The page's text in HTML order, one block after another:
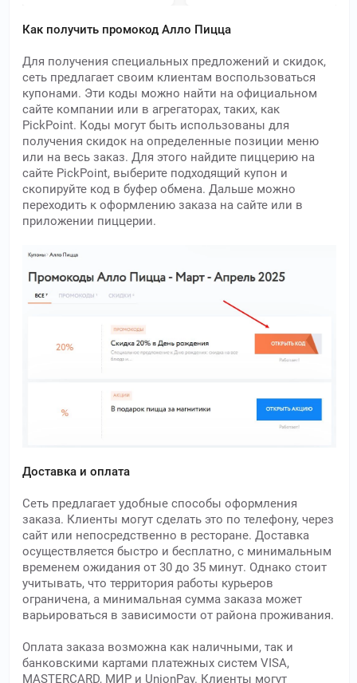
Как получить промокод Алло Пицца
Для получения специальных предложений и скидок,
сеть предлагает своим клиентам воспользоваться
купонами. Эти коды можно найти на официальном
сайте компании или в агрегаторах, таких, как
PickPoint. Коды могут быть использованы для
получения скидок на определенные позиции меню
или на весь заказ. Для этого найдите пиццерию на
сайте PickPoint, выберите подходящий купон и
скопируйте код в буфер обмена. Дальше можно
переходить к оформлению заказа на сайте или в
приложении пиццерии.
Доставка и оплата
Сеть предлагает удобные способы оформления
заказа. Клиенты могут сделать это по телефону, через
сайт или непосредственно в ресторане. Доставка
осуществляется быстро и бесплатно, с минимальным
временем ожидания от 30 до 35 минут. Однако стоит
учитывать, что территория работы курьеров
ограничена, а минимальная сумма заказа может
варьироваться в зависимости от района проживания.
Оплата заказа возможна как наличными, так и
банковскими картами платежных систем VISA,
MASTERCARD, МИР и UnionPay. Клиенты могут